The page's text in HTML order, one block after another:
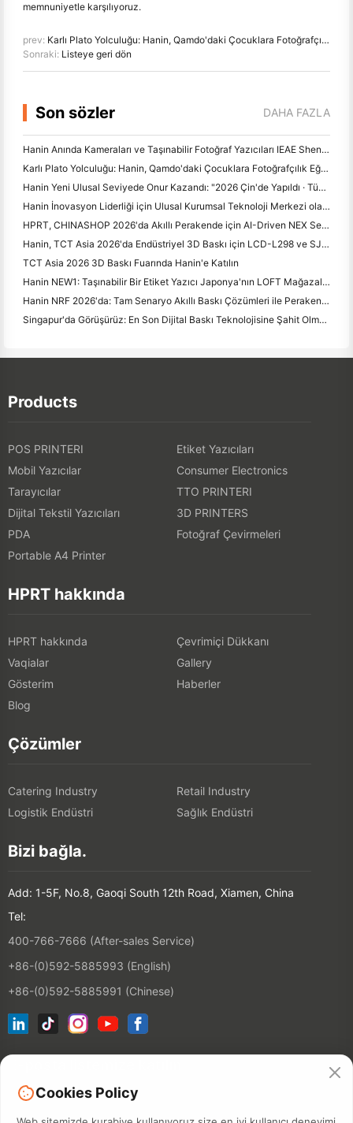
memnuniyetle karşılıyoruz.
prev: Karlı Plato Yolculuğu: Hanin, Qamdo'daki Çocuklara Fotoğrafçılık Eğitimi Programları Alıyor
Sonraki: Listeye geri dön
Son sözler DAHA FAZLA
Hanin Anında Kameraları ve Taşınabilir Fotoğraf Yazıcıları IEAE Shenzhen 2026'da Güçlü İlgi Çekiyor
Karlı Plato Yolculuğu: Hanin, Qamdo'daki Çocuklara Fotoğrafçılık Eğitimi Programları Alıyor
Hanin Yeni Ulusal Seviyede Onur Kazandı: "2026 Çin'de Yapıldı · Tüketiciler tarafından Güvenilir Marka" olarak adlandırıldı
Hanin İnovasyon Liderliği için Ulusal Kurumsal Teknoloji Merkezi olarak Tanıldı
HPRT, CHINASHOP 2026'da Akıllı Perakende için AI-Driven NEX Serisini Sergiliyor
Hanin, TCT Asia 2026'da Endüstriyel 3D Baskı için LCD-L298 ve SJF Yeniliklerini Tanıtıyor
TCT Asia 2026 3D Baskı Fuarında Hanin'e Katılın
Hanin NEW1: Taşınabilir Bir Etiket Yazıcı Japonya'nın LOFT Mağazalarına Yol Yapıyor
Hanin NRF 2026'da: Tam Senaryo Akıllı Baskı Çözümleri ile Perakende Satışları Güçlendirme
Singapur'da Görüşürüz: En Son Dijital Baskı Teknolojisine Şahit Olmak için ITMA ASIA 2025'te Hanin'e Katılın
Products
POS PRINTERI
Etiket Yazıcıları
Mobil Yazıcılar
Consumer Electronics
Tarayıcılar
TTO PRINTERI
Dijital Tekstil Yazıcıları
3D PRINTERS
PDA
Fotoğraf Çevirmeleri
Portable A4 Printer
HPRT hakkında
HPRT hakkında
Çevrimiçi Dükkanı
Vaqialar
Gallery
Gösterim
Haberler
Blog
Çözümler
Catering Industry
Retail Industry
Logistik Endüstri
Sağlık Endüstri
Bizi bağla.
Add: 1-5F, No.8, Gaoqi South 12th Road, Xiamen, China
Tel:
400-766-7666 (After-sales Service)
+86-(0)592-5885993 (English)
+86-(0)592-5885991 (Chinese)
Cookies Policy